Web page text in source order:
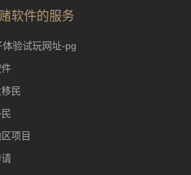
软件的服务
体验试玩网址-pg
民
项目